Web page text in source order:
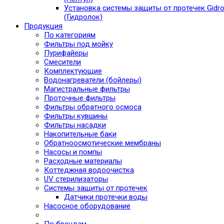
Установка системы защиты от протечек
(Гидролок)
Продукция
По категориям
Фильтры под мойку
Пурифайеры
Смесители
Комплектующие
Водонагреватели (бойлеры)
Магистральные фильтры
Проточные фильтры
Фильтры обратного осмоса
Фильтры кувшины
Фильтры насадки
Накопительные баки
Обратноосмотические мембраны
Насосы и помпы
Расходные материалы
Коттеджная водоочистка
UV стерилизаторы
Системы защиты от протечек
Датчики протечки воды
Насосное оборудование